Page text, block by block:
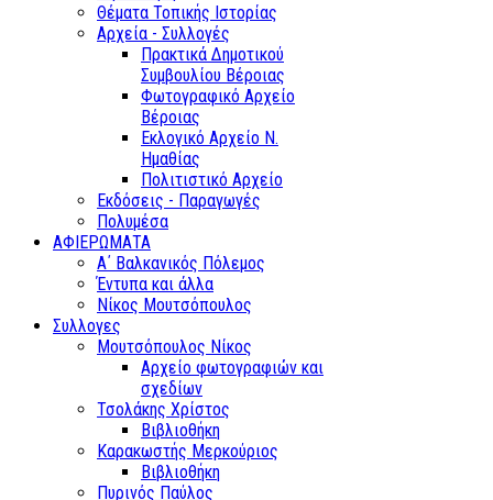
Θέματα Τοπικής Ιστορίας
Αρχεία - Συλλογές
Πρακτικά Δημοτικού
Συμβουλίου Βέροιας
Φωτογραφικό Αρχείο
Βέροιας
Εκλογικό Αρχείο Ν.
Ημαθίας
Πολιτιστικό Αρχείο
Εκδόσεις - Παραγωγές
Πολυμέσα
ΑΦΙΕΡΩΜΑΤΑ
Α΄ Βαλκανικός Πόλεμος
Έντυπα και άλλα
Νίκος Μουτσόπουλος
Συλλογες
Μουτσόπουλος Νίκος
Αρχείο φωτογραφιών και
σχεδίων
Τσολάκης Χρίστος
Βιβλιοθήκη
Καρακωστής Μερκούριος
Βιβλιοθήκη
Πυρινός Παύλος